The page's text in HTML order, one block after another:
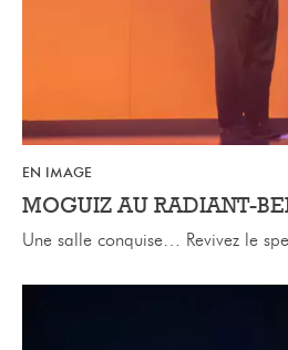
EN IMAGE
MOGUIZ AU RADIANT-
Une salle conquise… Revivez le